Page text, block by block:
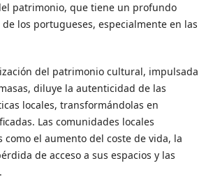
patrimonio, que tiene un profundo
los portugueses, especialmente en las
del patrimonio cultural, impulsada
diluye la autenticidad de las
locales, transformándolas en
Las comunidades locales
el aumento del coste de vida, la
de acceso a sus espacios y las